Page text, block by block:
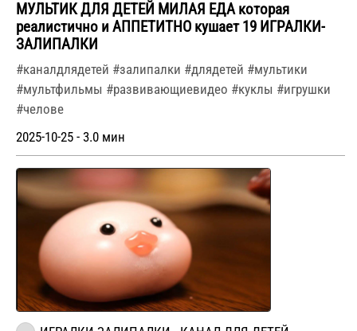
МУЛЬТИК ДЛЯ ДЕТЕЙ МИЛАЯ ЕДА которая
реалистично и АППЕТИТНО кушает 19 ИГРАЛКИ-
ЗАЛИПАЛКИ
#каналдлядетей #залипалки #длядетей #мультики
#мультфильмы #развивающиевидео #куклы #игрушки
#челове
2025-10-25 - 3.0 мин